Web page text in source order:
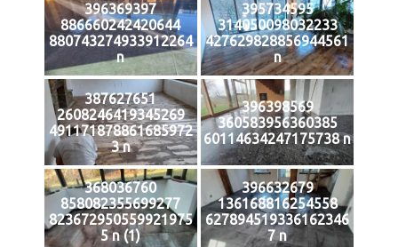
396369397
886660242420644
880743274933912264
n
395734595
314050098032233
427629828856944561
n
387627651
2608246419345269
491171878861685972
3 n
396398569
360583956360385
60114634247175738 n
368036760
858082355699277
823672950559921975
5 n (1)
396632679
136168816254558
627894519336162346
7 n